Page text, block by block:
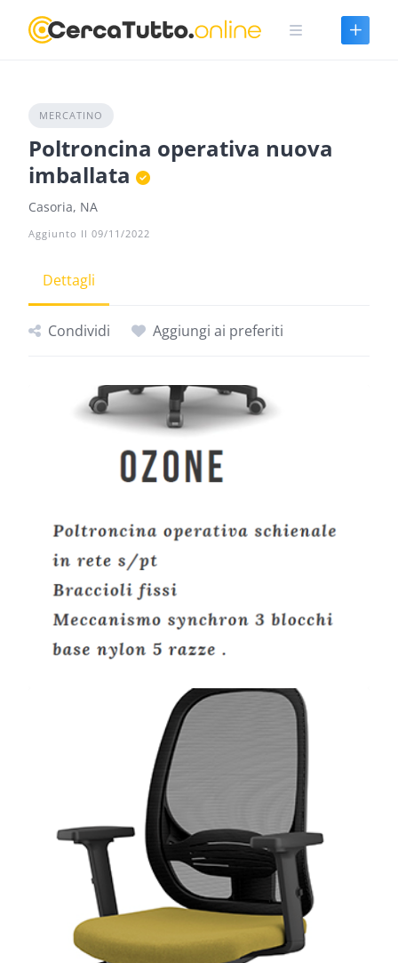
MERCATINO
Poltroncina operativa nuova
imballata
Casoria, NA
Aggiunto Il 09/11/2022
Dettagli
Condividi Aggiungi ai preferiti